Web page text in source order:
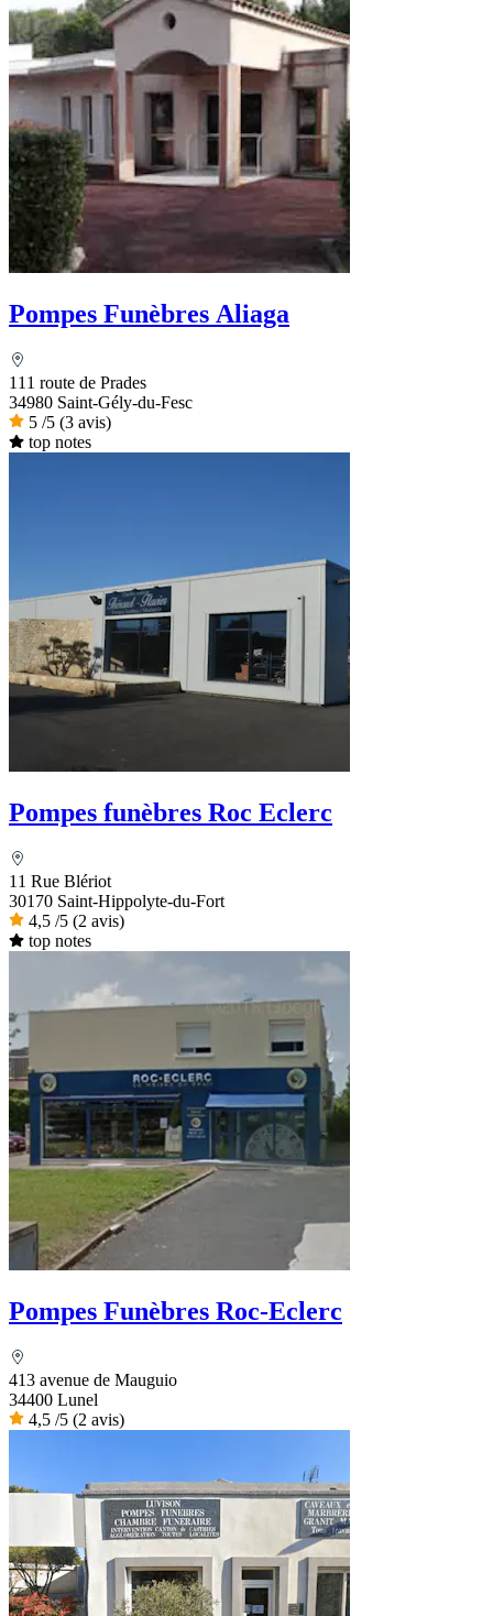
Pompes Funèbres Aliaga
111 route de Prades
34980 Saint-Gély-du-Fesc
5 /5 (3 avis)
top notes
Pompes funèbres Roc Eclerc
11 Rue Blériot
30170 Saint-Hippolyte-du-Fort
4,5 /5 (2 avis)
top notes
Pompes Funèbres Roc-Eclerc
413 avenue de Mauguio
34400 Lunel
4,5 /5 (2 avis)